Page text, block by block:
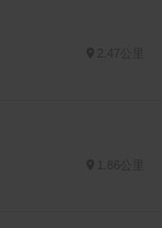
2.47公里
1.86公里